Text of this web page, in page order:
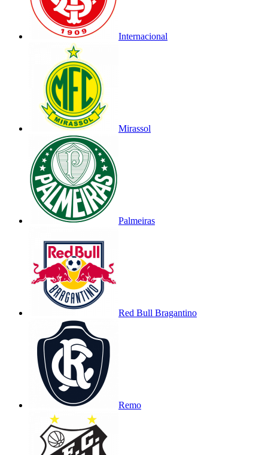
Internacional
Mirassol
Palmeiras
Red Bull Bragantino
Remo